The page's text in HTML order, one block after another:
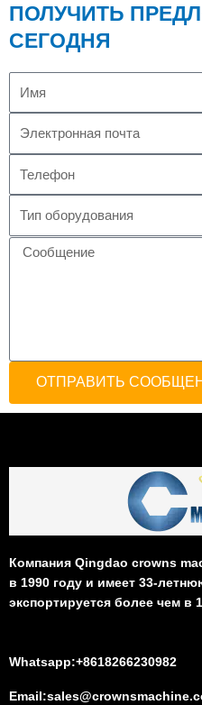
ПОЛУЧИТЬ
СЕГОДНЯ
ОТПРАВИТЬ
Компания Qingdao crowns
в 1990 году и имеет 33-
экспортируется более чем в
Whatsapp:+8618266230982